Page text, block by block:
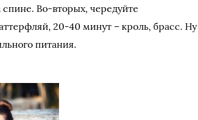
Во-вторых, чередуйте
20-40 минут – кроль, брасс. Ну
питания.